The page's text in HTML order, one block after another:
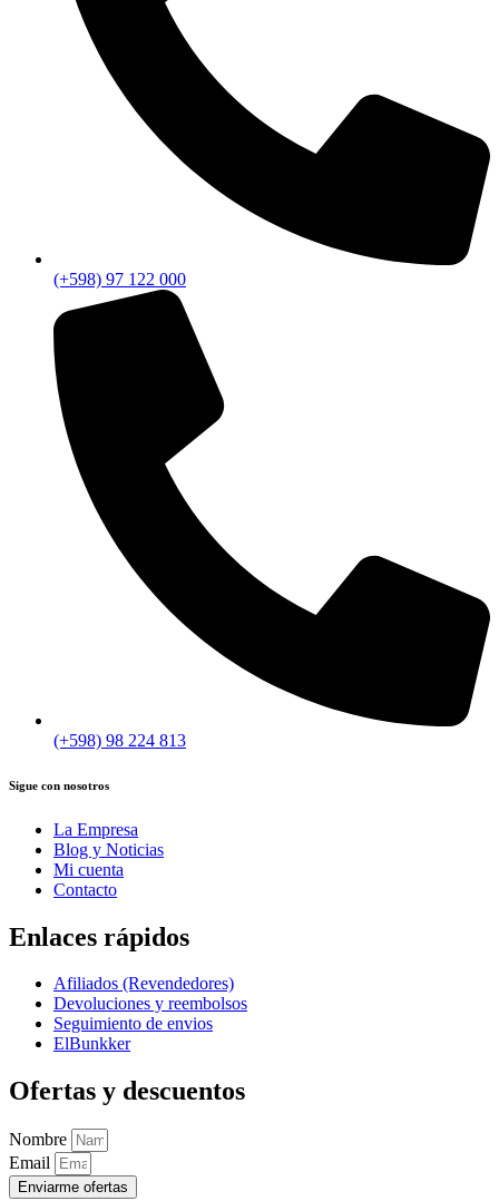
(+598) 97 122 000
(+598) 98 224 813
Sigue con nosotros
La Empresa
Blog y Noticias
Mi cuenta
Contacto
Enlaces rápidos
Afiliados (Revendedores)
Devoluciones y reembolsos
Seguimiento de envios
ElBunkker
Ofertas y descuentos
Nombre
Email
Enviarme ofertas